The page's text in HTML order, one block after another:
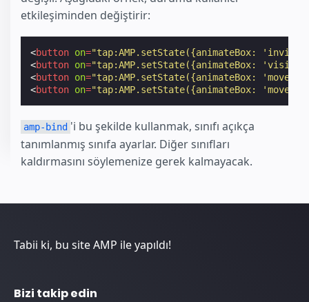
etkileşiminden değiştirir:
<button on="tap:AMP.setState({animateBox:
<button on="tap:AMP.setState({animateBox:
<button on="tap:AMP.setState({animateBox:
<button on="tap:AMP.setState({animateBox:
amp-bind 'i bu şekilde kullanmak, sınıfı açıkça
tanımlanmış sınıfa ayarlar. Diğer sınıfları
kaldırmasını söylemenize gerek kalmayacak.
Tabii ki, bu site AMP ile yapıldı!
Bizi takip edin